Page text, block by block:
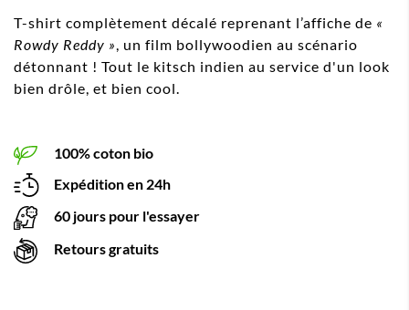
T-shirt complètement décalé reprenant l’affiche de «
Rowdy Reddy », un film bollywoodien au scénario
détonnant ! Tout le kitsch indien au service d'un look
bien drôle, et bien cool.
100% coton bio
Expédition en 24h
60 jours pour l'essayer
Retours gratuits